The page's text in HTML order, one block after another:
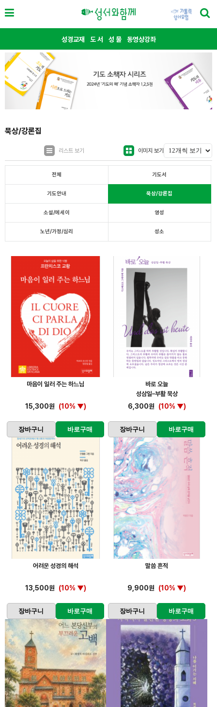
성경교재 도 서 성 물 동영상강좌
묵상/강론집
리스트 보기 이미지 보기
전체 기도서
기도안내 묵상/강론집
소설/에세이 영성
노년/가정/심리 성소
마음이 일러 주는 하느님
15,300원 (10% ▼)
장바구니 바로구매
바로 오늘
성삼일–부활 묵상
6,300원 (10% ▼)
장바구니 바로구매
어려운 성경의 해석
13,500원 (10% ▼)
장바구니 바로구매
말씀 흔적
9,900원 (10% ▼)
장바구니 바로구매